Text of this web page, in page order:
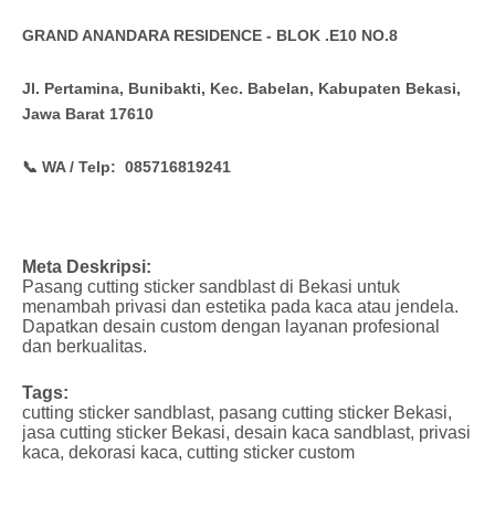
GRAND ANANDARA RESIDENCE - BLOK .E10 NO.8
Jl. Pertamina, Bunibakti, Kec. Babelan, Kabupaten Bekasi,
Jawa Barat 17610
📞 WA / Telp: 085716819241
Meta Deskripsi:
Pasang cutting sticker sandblast di Bekasi untuk
menambah privasi dan estetika pada kaca atau jendela.
Dapatkan desain custom dengan layanan profesional
dan berkualitas.
Tags:
cutting sticker sandblast, pasang cutting sticker Bekasi,
jasa cutting sticker Bekasi, desain kaca sandblast, privasi
kaca, dekorasi kaca, cutting sticker custom